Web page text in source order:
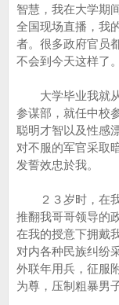
智慧，我在大学期
全国现场直播，我
者。很多政府官员
不会到今天这样了。
大学毕业我就从
参谋部，就任中校
聪明才智以及性感
对不服的军官采取
发誓效忠於我。
２３岁时，在我
推翻我哥哥领导的
在我的授意下拥戴
对内各种民族纠纷
外联年用兵，征服
为尊，压制粗暴男子